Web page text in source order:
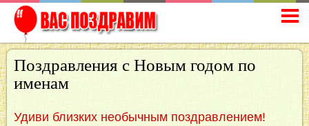
Поздравления с Новым годом по
именам
Удиви близких необычным поздравлением!